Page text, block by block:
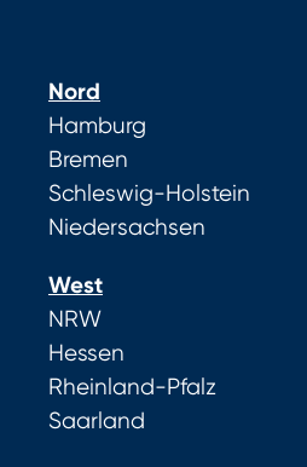
Nord
Hamburg
Bremen
Schleswig-Holstein
Niedersachsen
West
NRW
Hessen
Rheinland-Pfalz
Saarland